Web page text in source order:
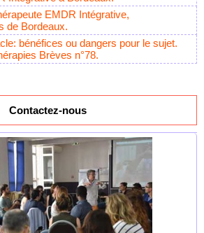
EMDR Intégrative,
de Bordeaux.
bénéfices ou dangers pour le sujet.
Brèves n°78.
Contactez-nous